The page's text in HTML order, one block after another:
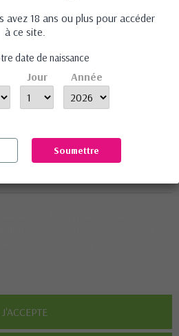
produits érotiques sélectionnés avec soin
avez 18 ans ou plus pour accéder
à ce site.
date de naissance
Jour Année
Soumettre
J'ACCEPTE